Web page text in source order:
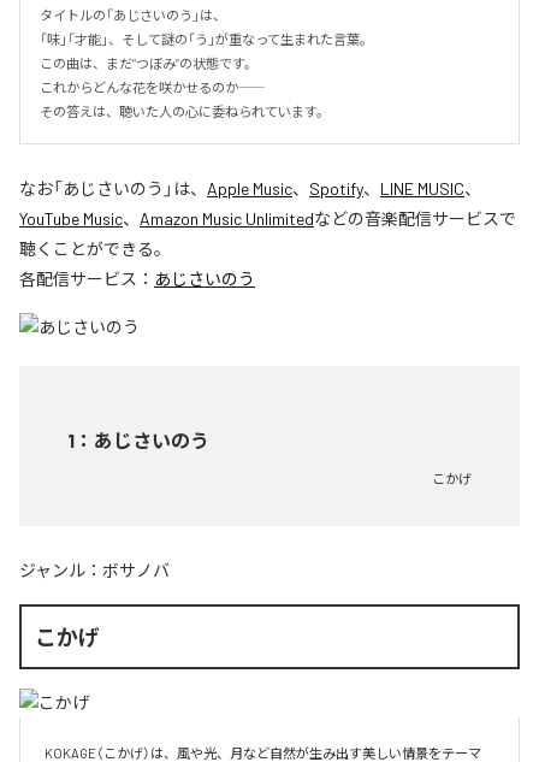
タイトルの「あじさいのう」は、
「味」「才能」、そして謎の「う」が重なって生まれた言葉。
この曲は、まだ“つぼみ”の状態です。
これからどんな花を咲かせるのか――
その答えは、聴いた人の心に委ねられています。
なお「あじさいのう 」は、 Apple Music、 Spotify、 LINE MUSIC、
YouTube Music、 Amazon Music Unlimitedなどの音楽配信サービスで
聴くことができる。
各配信サービス： あじさいのう
1 ： あじさいのう
こかげ
ジャンル： ボサノバ
こかげ
KOKAGE（こかげ）は、風や光、月など自然が生み出す美しい情景をテーマ